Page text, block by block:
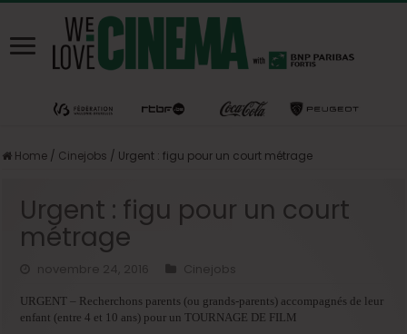
Home / Cinejobs / Urgent : figu pour un court métrage
Urgent : figu pour un court
métrage
novembre 24, 2016 Cinejobs
URGENT – Recherchons parents (ou grands-parents) accompagnés de leur
enfant (entre 4 et 10 ans) pour un TOURNAGE DE FILM